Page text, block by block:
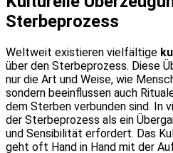
Sterbeprozess
Weltweit existieren vielfältige
über den Sterbeprozess. Diese
nur die Art und Weise, wie
sondern beeinflussen auch
dem Sterben verbunden sind. In
der Sterbeprozess als ein
und Sensibilität erfordert. Das
geht oft Hand in Hand mit der